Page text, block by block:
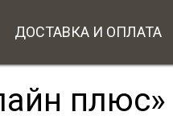
ДОСТАВКА И ОПЛАТА
плюс»